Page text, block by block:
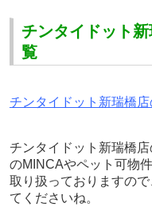
チンタイドット
覧
チンタイドット新瑞橋
チンタイドット新瑞橋
のMINCAやペット可物
取り扱っておりますの
てくださいね。